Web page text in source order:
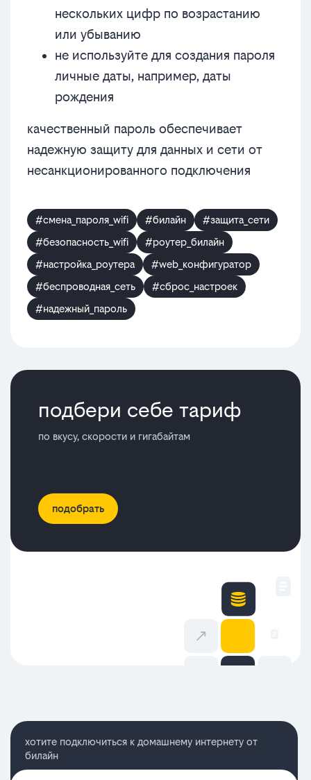
нескольких цифр по возрастанию
или убыванию
не используйте для создания пароля
личные даты, например, даты
рождения
качественный пароль обеспечивает
надежную защиту для данных и сети от
несанкционированного подключения
#смена_пароля_wifi #билайн
#защита_сети
#безопасность_wifi
#роутер_билайн
#настройка_роутера
#web_конфигуратор
#беспроводная_сеть
#сброс_настроек
#надежный_пароль
подбери себе тариф
по вкусу, скорости и гигабайтам
подобрать
хотите подключиться к домашнему интернету от
билайн